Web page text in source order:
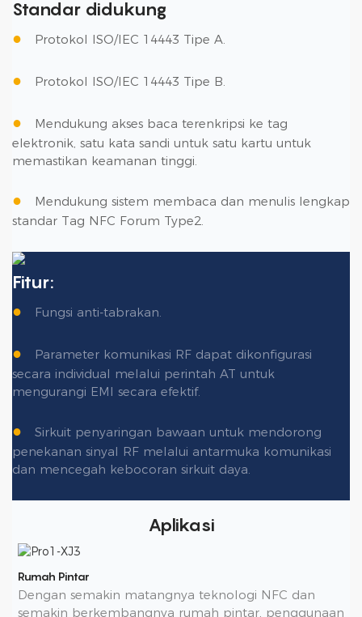
Standar didukung
● Protokol ISO/IEC 14443 Tipe A.
● Protokol ISO/IEC 14443 Tipe B.
●
Mendukung akses baca terenkripsi ke tag
elektronik, satu kata sandi untuk satu kartu untuk
memastikan keamanan tinggi.
●
Mendukung sistem membaca dan menulis lengkap
standar Tag NFC Forum Type2.
Fitur:
● Fungsi anti-tabrakan.
●
Parameter komunikasi RF dapat dikonfigurasi
secara individual melalui perintah AT untuk
mengurangi EMI secara efektif.
● Sirkuit penyaringan bawaan untuk mendorong
penekanan sinyal RF melalui antarmuka komunikasi
dan mencegah kebocoran sirkuit daya.
Aplikasi
Rumah Pintar
Dengan semakin matangnya teknologi NFC dan
semakin berkembangnya rumah pintar, penggunaan